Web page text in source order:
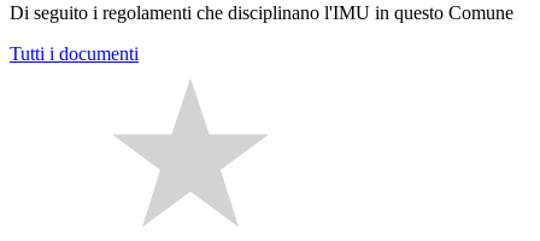
Di seguito i regolamenti che disciplinano l'IMU in questo Comune
Tutti i documenti